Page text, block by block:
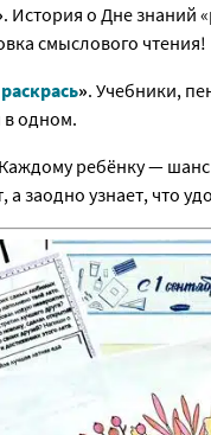
. История о Дне знаний
смыслового чтения!
». Учебники,
в одном.
ребёнку —
а заодно узнает, что